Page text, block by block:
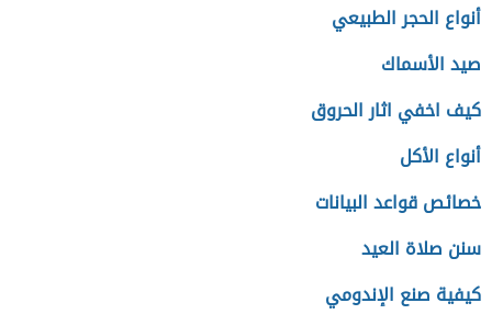
أنواع الحجر الطبيعي
صيد الأسماك
كيف اخفي اثار الحروق
أنواع الأكل
خصائص قواعد البيانات
سنن صلاة العيد
كيفية صنع الإندومي